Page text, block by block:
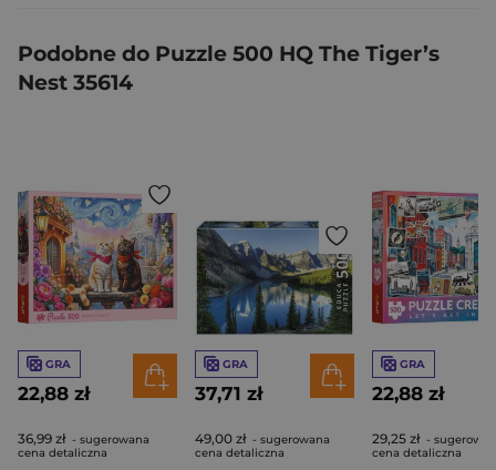
Podobne do Puzzle 500 HQ The Tiger’s
Nest 35614
GRA
22,88 zł
36,99 zł - sugerowana
cena detaliczna
GRA
37,71 zł
49,00 zł - sugerowana
cena detaliczna
GRA
22,88 zł
29,25 zł -
cena detaliczna